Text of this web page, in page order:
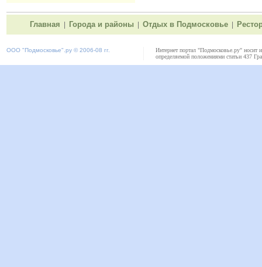
Главная Города и районы Отдых в Подмосковье
ООО "Подмосковье" .ру © 2006-08 гг.
Интернет портал "Подмосковье.ру" носит
определяемой положениями статьи 437